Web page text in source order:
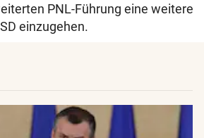
PNL-Führung eine weitere
einzugehen.